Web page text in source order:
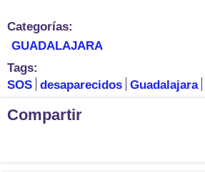
Categorías:
GUADALAJARA
Tags:
SOS desaparecidos Guadalajara
Compartir